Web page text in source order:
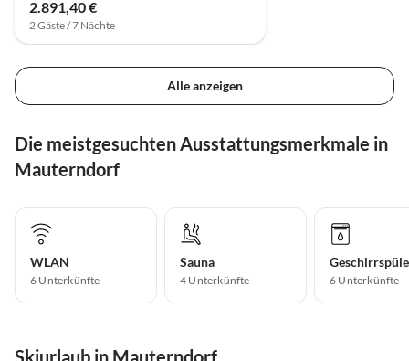
2.891,40 €
2 Gäste / 7 Nächte
Alle anzeigen
Die meistgesuchten Ausstattungsmerkmale in
Mauterndorf
WLAN
6 Unterkünfte
Sauna
4 Unterkünfte 6 Unterkünfte